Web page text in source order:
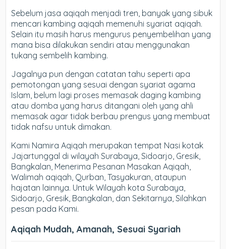
Sebelum jasa aqiqah menjadi tren, banyak yang sibuk
mencari kambing aqiqah memenuhi syariat aqiqah.
Selain itu masih harus mengurus penyembelihan yang
mana bisa dilakukan sendiri atau menggunakan
tukang sembelih kambing.
Jagalnya pun dengan catatan tahu seperti apa
pemotongan yang sesuai dengan syariat agama
Islam, belum lagi proses memasak daging kambing
atau domba yang harus ditangani oleh yang ahli
memasak agar tidak berbau prengus yang membuat
tidak nafsu untuk dimakan.
Kami Namira Aqiqah merupakan tempat Nasi kotak
Jajartunggal di wilayah Surabaya, Sidoarjo, Gresik,
Bangkalan, Menerima Pesanan Masakan Aqiqah,
Walimah aqiqah, Qurban, Tasyakuran, ataupun
hajatan lainnya. Untuk Wilayah kota Surabaya,
Sidoarjo, Gresik, Bangkalan, dan Sekitarnya, Silahkan
pesan pada Kami.
Aqiqah Mudah, Amanah, Sesuai Syariah